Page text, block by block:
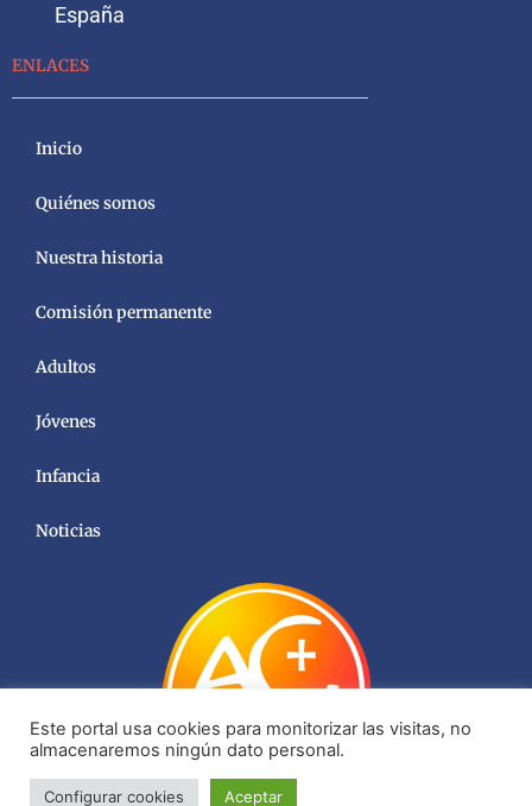
España
ENLACES
Inicio
Quiénes somos
Nuestra historia
Comisión permanente
Adultos
Jóvenes
Infancia
Noticias
Este portal usa cookies para monitorizar las visitas, no
almacenaremos ningún dato personal.
Configurar cookies Aceptar